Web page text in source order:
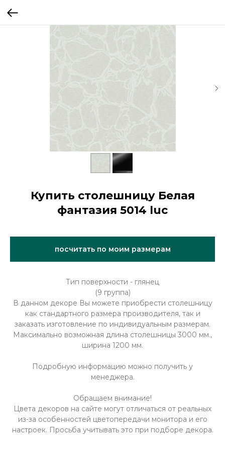
Купить столешницу Белая
фантазия 5014 luc
посчитать по моим размерам
Тип поверхности - глянец
(9 группа)
В данном декоре Вы можете приобрести столешницу
как стандартного размера производителя, так и
заказать изготовление по индивидуальным размерам.
Максимально возможная длина столешницы 3000 мм.,
ширина 1200 мм.
Подробную информацию можно получить у
менеджера.
Обращаем внимание!
Цвета декоров на сайте могут отличаться от реальных
из-за особенностей цветопередачи монитора и его
настроек. Просьба учитывать это при подборе декора.